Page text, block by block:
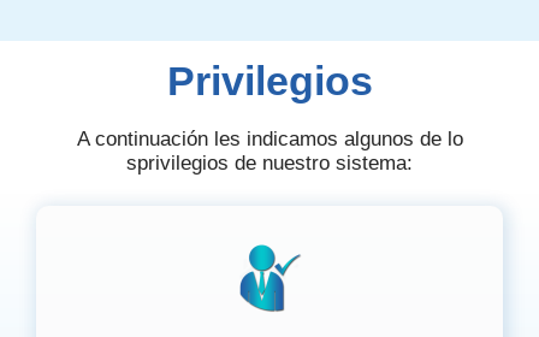
Privilegios
A continuación les indicamos algunos de lo
sprivilegios de nuestro sistema: